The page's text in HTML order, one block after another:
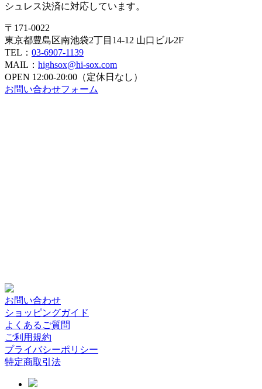
シュレス決済に対応しています。
〒171-0022
東京都豊島区南池袋2丁目14-12 山口ビル2F
TEL： 03-6907-1139
MAIL： highsox@hi-sox.com
OPEN 12:00-20:00（定休日なし）
お問い合わせフォーム
お問い合わせ
ショッピングガイド
よくあるご質問
ご利用規約
プライバシーポリシー
特定商取引法